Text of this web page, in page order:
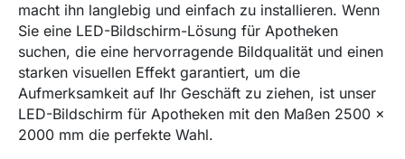
macht ihn langlebig und einfach zu installieren. Wenn
Sie eine LED-Bildschirm-Lösung für Apotheken
suchen, die eine hervorragende Bildqualität und einen
starken visuellen Effekt garantiert, um die
Aufmerksamkeit auf Ihr Geschäft zu ziehen, ist unser
LED-Bildschirm für Apotheken mit den Maßen 2500 x
2000 mm die perfekte Wahl.